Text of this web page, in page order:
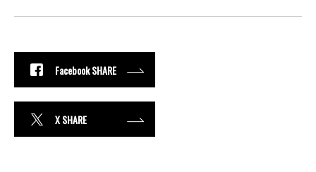
Facebook SHARE
X SHARE